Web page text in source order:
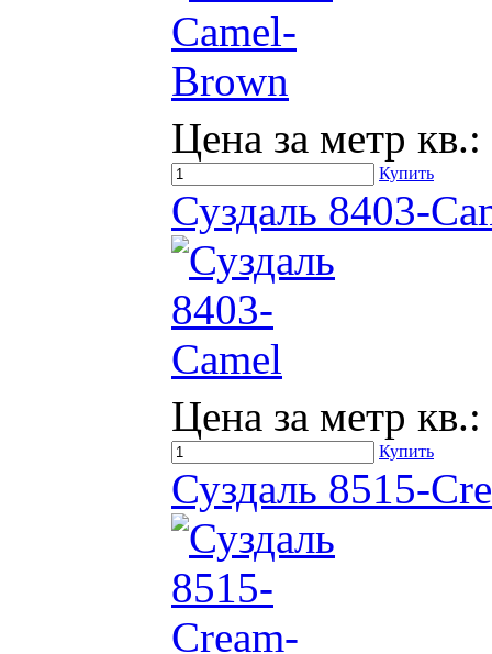
Цена за метр кв.:
Купить
Суздаль 8403-
Цена за метр кв.:
Купить
Суздаль 8515-